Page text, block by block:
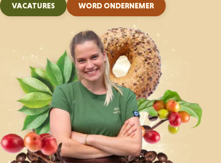
VACATURES WORD ONDERNEMER